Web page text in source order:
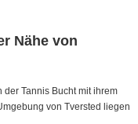
Nähe von
Tannis Bucht mit ihrem
von Tversted liegen